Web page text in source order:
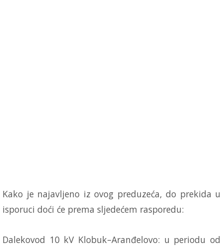
Kako je najavljeno iz ovog preduzeća, do prekida u
isporuci doći će prema sljedećem rasporedu:
Dalekovod 10 kV Klobuk–Aranđelovo: u periodu od